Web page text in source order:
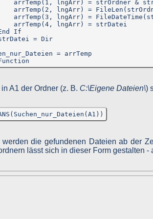
enthalten.
direkte Verbindung zwischen Ihrem
an die Server der Social-Media-Dienste
darüber, dass Sie als Nutzer diese
in einem entsprechenden Dienst
oder „liken“ –, werden die
Daten mit Ihrem dortigen Konto verknüpft,
US-amerikanischen Website:http://
und in welchem Umfang der einzelne
Sie in den Datenschutzrichtlinien des
.
auf Antrag eine kostenlose Auskunft
arrTemp(1, lngArr) = strOrdner &
arrTemp(2, lngArr) =
arrTemp(3, lngArr) =
arrTemp(4, lngArr) = strDatei
If
= Dir
= arrTemp
A1 der Ordner (z. B. C:\Eigene Dateien\)
werden die gefundenen Dateien ab der
lässt sich in dieser Form gestalten